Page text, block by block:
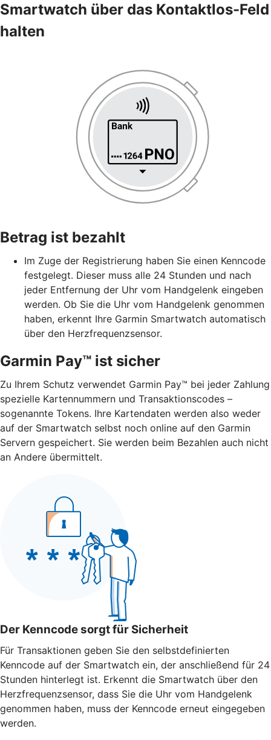
Smartwatch über das Kontaktlos-Feld
halten
Betrag ist bezahlt
Im Zuge der Registrierung haben Sie einen Kenncode
festgelegt. Dieser muss alle 24 Stunden und nach
jeder Entfernung der Uhr vom Handgelenk eingeben
werden. Ob Sie die Uhr vom Handgelenk genommen
haben, erkennt Ihre Garmin Smartwatch automatisch
über den Herzfrequenzsensor.
Garmin Pay™ ist sicher
Zu Ihrem Schutz verwendet Garmin Pay™ bei jeder Zahlung
spezielle Kartennummern und Transaktionscodes –
sogenannte Tokens. Ihre Kartendaten werden also weder
auf der Smartwatch selbst noch online auf den Garmin
Servern gespeichert. Sie werden beim Bezahlen auch nicht
an Andere übermittelt.
Der Kenncode sorgt für Sicherheit
Für Transaktionen geben Sie den selbstdefinierten
Kenncode auf der Smartwatch ein, der anschließend für 24
Stunden hinterlegt ist. Erkennt die Smartwatch über den
Herzfrequenzsensor, dass Sie die Uhr vom Handgelenk
genommen haben, muss der Kenncode erneut eingegeben
werden.